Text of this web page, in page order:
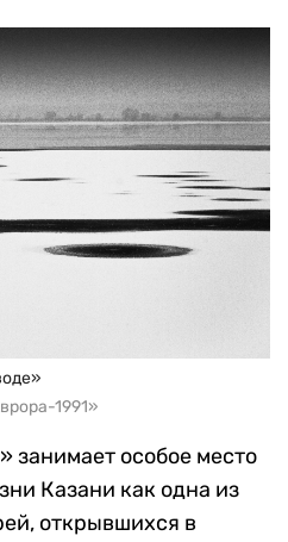
1991»
занимает особое место
Казани как одна из
открывшихся в